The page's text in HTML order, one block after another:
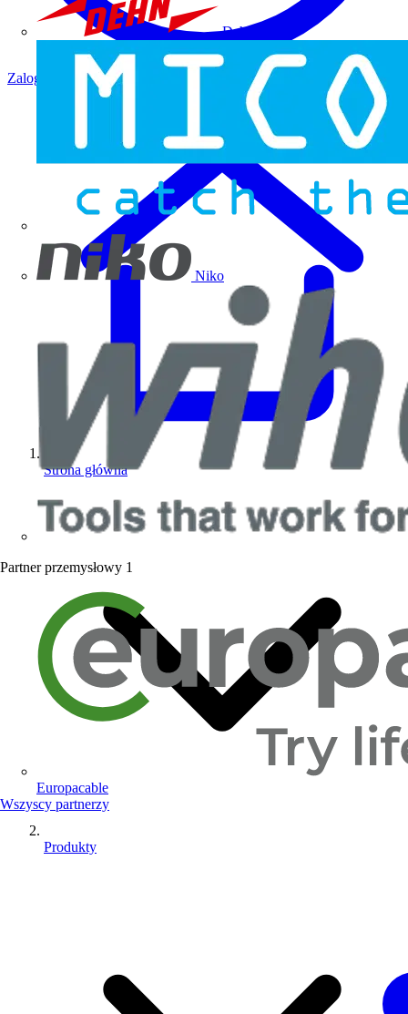
Dehn
Niko
Partner przemysłowy 1
Europacable
Wszyscy partnerzy
Zaloguj się Zarejestruj się
Strona główna
Produkty